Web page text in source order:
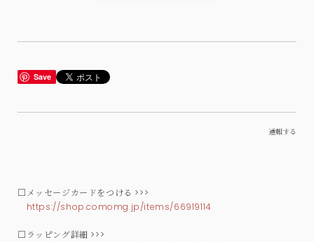
Save
通報する
□メッセージカードをつける >>>
https://shop.comomg.jp/items/66919114
□ラッピング詳細 >>>